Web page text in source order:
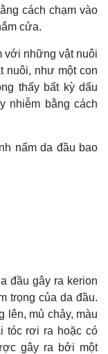
cách chạm vào
cửa.
với những vật nuôi
nuôi, như một con
thấy bất kỳ dấu
nhiễm bằng cách
nấm da đầu bao
đầu gây ra kerion
trọng của da đầu.
lên, mủ chảy, màu
tóc rơi ra hoặc có
gây ra bởi một